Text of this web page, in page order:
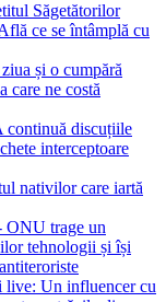
Săgetătorilor
ce se întâmplă cu
și o cumpără
care ne costă
discuțiile
interceptoare
nativilor care iartă
ONU trage un
tehnologii și își
live: Un influencer cu